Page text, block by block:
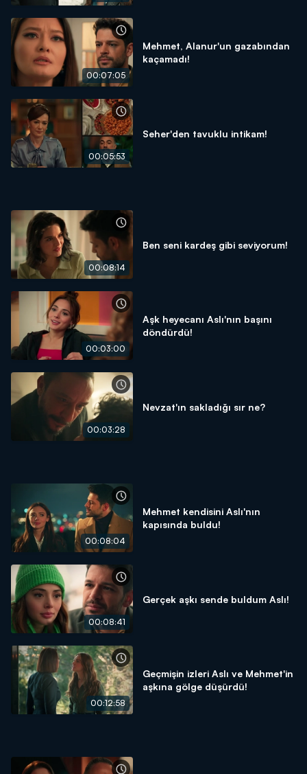
00:07:05
Mehmet, Alanur'un gazabından
kaçamadı!
00:05:53
Seher'den tavuklu intikam!
00:08:14
Ben seni kardeş gibi seviyorum!
00:03:00
Aşk heyecanı Aslı'nın başını
döndürdü!
00:03:28
Nevzat'ın sakladığı sır ne?
00:08:04
Mehmet kendisini Aslı'nın
kapısında buldu!
00:08:41
Gerçek aşkı sende buldum Aslı!
00:12:58
Geçmişin izleri Aslı ve Mehmet'in
aşkına gölge düşürdü!